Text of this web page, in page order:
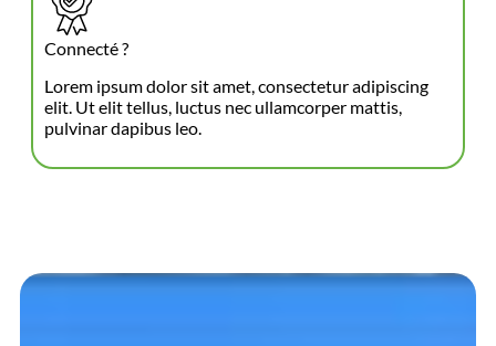
Connecté ?
Lorem ipsum dolor sit amet, consectetur adipiscing
elit. Ut elit tellus, luctus nec ullamcorper mattis,
pulvinar dapibus leo.